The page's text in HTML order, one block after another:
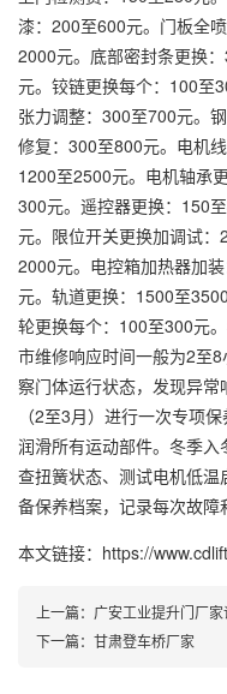
漆：200至600元。门板全
2000元。底部密封条更换
元。铰链更换每个：100至
张力调整：300至700元。
修复：300至800元。电机
1200至2500元。电机轴承
300元。遥控器更换：150
元。限位开关更换加调试
2000元。电控箱加热器加
元。轨道更换：1500至
轮更换每个：100至300元
市维修响应时间一般为2至
察门体运行状态，发现异
（2至3月）进行一次专项
润滑所有运动部件。冬季
查扭簧状态、测试电机低
备保养档案，记录每次故障
本文链接：https://
上一篇： 广安工业提升门厂家
下一篇： 甘肃登车桥厂家